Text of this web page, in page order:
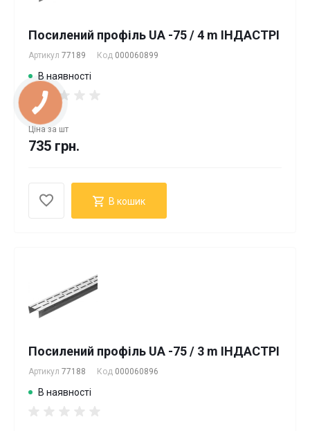
Посилений профіль UA -75 / 4 m ІНДАСТРІ
Артикул 77189 Код 000060899
В наявності
Ціна за шт
735 грн.
В кошик
Посилений профіль UA -75 / 3 m ІНДАСТРІ
Артикул 77188 Код 000060896
В наявності